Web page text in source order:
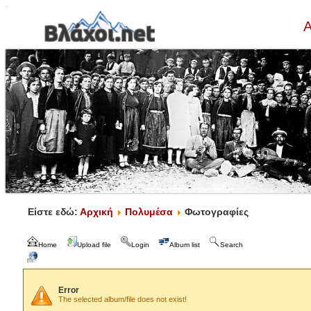
Είστε εδώ: Αρχική Πολυμέσα Φωτογραφίες
Home Upload file Login Album list Search
Error
The selected album/file does not exist!